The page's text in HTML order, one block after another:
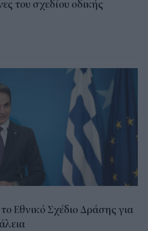
του σχεδίου οδικής
Εθνικό Σχέδιο Δράσης για